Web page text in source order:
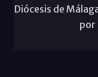
Diócesis de
por